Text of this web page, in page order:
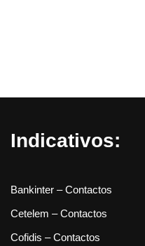
Indicativos:
Bankinter – Contactos
Cetelem – Contactos
Cofidis – Contactos